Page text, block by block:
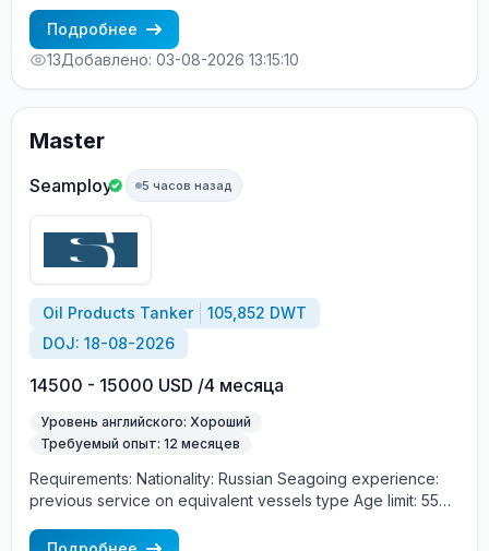
Подробнее
13Добавлено: 03-08-2026 13:15:10
Master
Seamploy 5 часов назад
Oil Products Tanker
105,852 DWT
DOJ: 18-08-2026
14500 - 15000 USD /4 месяца
Уровень английского: Хороший
Требуемый опыт: 12 месяцев
Requirements: Nationality: Russian Seagoing experience:
previous service on equivalent vessels type Age limit: 55